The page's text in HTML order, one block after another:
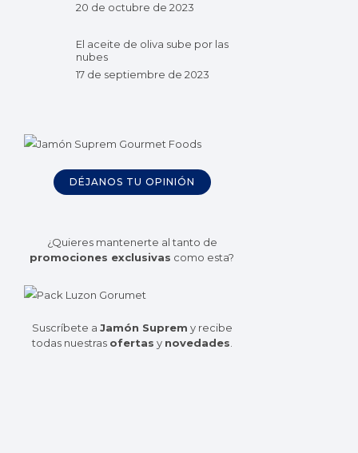
20 de octubre de 2023
El aceite de oliva sube por las
nubes
17 de septiembre de 2023
DÉJANOS TU OPINIÓN
¿Quieres mantenerte al tanto de
promociones exclusivas como esta?
Suscríbete a Jamón Suprem y recibe
todas nuestras ofertas y novedades